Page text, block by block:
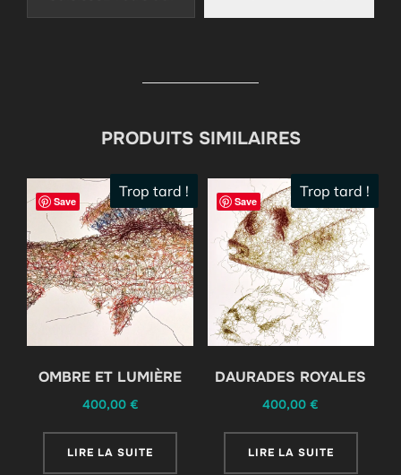
PRODUITS SIMILAIRES
Save
Trop tard !
OMBRE ET LUMIÈRE
400,00 €
LIRE LA SUITE
Save
Trop tard !
DAURADES ROYALES
400,00€
LIRE LA SUITE